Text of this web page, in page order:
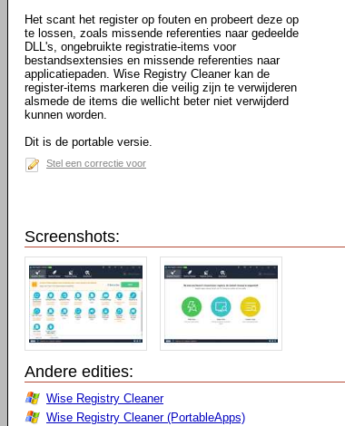
Het scant het register op fouten en probeert deze op
te lossen, zoals missende referenties naar gedeelde
DLL's, ongebruikte registratie-items voor
bestandsextensies en missende referenties naar
applicatiepaden. Wise Registry Cleaner kan de
register-items markeren die veilig zijn te verwijderen
alsmede de items die wellicht beter niet verwijderd
kunnen worden.
Dit is de portable versie.
Stel een correctie voor
Screenshots:
Andere edities:
Wise Registry Cleaner
Wise Registry Cleaner (PortableApps)